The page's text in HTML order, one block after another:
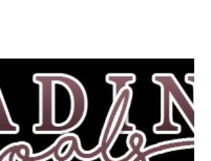
thriller. Per il momento sono
questo genere ma ho letto pochi libri
iniziarne qualcuno. Attraverso il
\\ 19 settembre. Qualsiasi
"Salem" deve essere